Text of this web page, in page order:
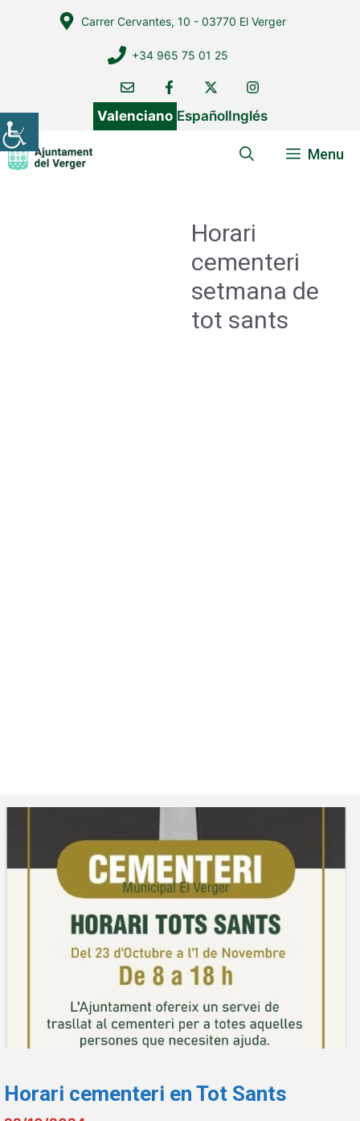
Carrer Cervantes, 10 - 03770 El Verger
+34 965 75 01 25
Valenciano EspañolInglés
Menu
Horari
cementeri
setmana de
tot sants
Horari cementeri en Tot Sants